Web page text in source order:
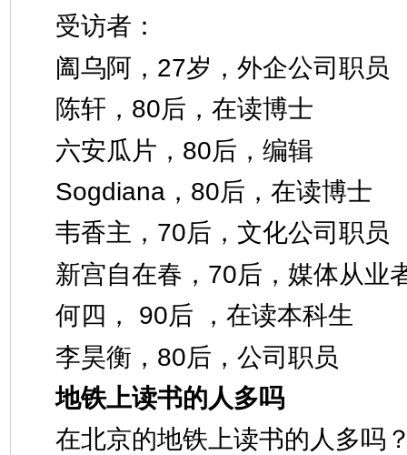
受访者：
阖乌阿，27岁，外企公司
陈轩，80后，在读博士
六安瓜片，80后，编辑
Sogdiana，80后，在读博
韦香主，70后，文化公司
新宫自在春，70后，媒体
何四， 90后 ，在读本科
李昊衡，80后，公司职员
地铁上读书的人多吗
在北京的地铁上读书的人多吗